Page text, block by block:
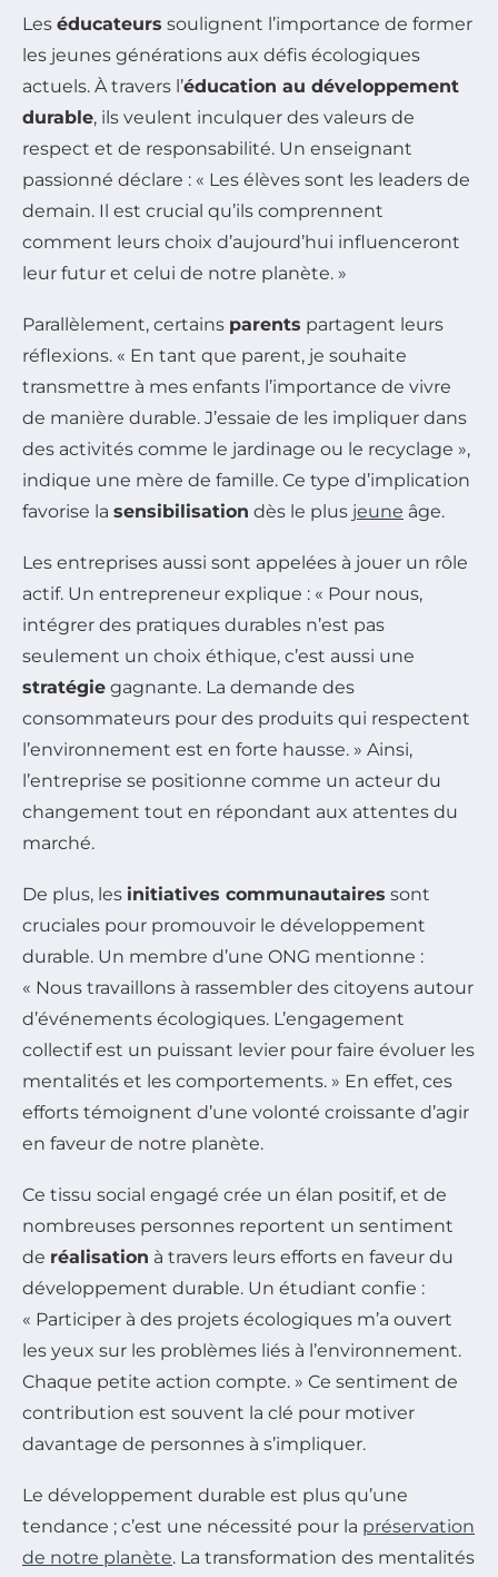
Les éducateurs soulignent l’importance de former
les jeunes générations aux défis écologiques
actuels. À travers l’éducation au développement
durable, ils veulent inculquer des valeurs de
respect et de responsabilité. Un enseignant
passionné déclare : « Les élèves sont les leaders de
demain. Il est crucial qu’ils comprennent
comment leurs choix d’aujourd’hui influenceront
leur futur et celui de notre planète. »
Parallèlement, certains parents partagent leurs
réflexions. « En tant que parent, je souhaite
transmettre à mes enfants l’importance de vivre
de manière durable. J’essaie de les impliquer dans
des activités comme le jardinage ou le recyclage »,
indique une mère de famille. Ce type d’implication
favorise la sensibilisation dès le plus jeune âge.
Les entreprises aussi sont appelées à jouer un rôle
actif. Un entrepreneur explique : « Pour nous,
intégrer des pratiques durables n’est pas
seulement un choix éthique, c’est aussi une
stratégie gagnante. La demande des
consommateurs pour des produits qui respectent
l’environnement est en forte hausse. » Ainsi,
l’entreprise se positionne comme un acteur du
changement tout en répondant aux attentes du
marché.
De plus, les initiatives communautaires sont
cruciales pour promouvoir le développement
durable. Un membre d’une ONG mentionne :
« Nous travaillons à rassembler des citoyens autour
d’événements écologiques. L’engagement
collectif est un puissant levier pour faire évoluer les
mentalités et les comportements. » En effet, ces
efforts témoignent d’une volonté croissante d’agir
en faveur de notre planète.
Ce tissu social engagé crée un élan positif, et de
nombreuses personnes reportent un sentiment
de réalisation à travers leurs efforts en faveur du
développement durable. Un étudiant confie :
« Participer à des projets écologiques m’a ouvert
les yeux sur les problèmes liés à l’environnement.
Chaque petite action compte. » Ce sentiment de
contribution est souvent la clé pour motiver
davantage de personnes à s’impliquer.
Le développement durable est plus qu’une
tendance ; c’est une nécessité pour la préservation
de notre planète. La transformation des mentalités